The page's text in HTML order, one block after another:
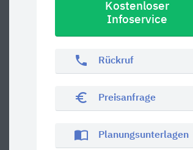
Kostenloser
Infoservice
phone Rückruf
euro_symbol Preisanfrage
import_contacts Planungsunterlagen